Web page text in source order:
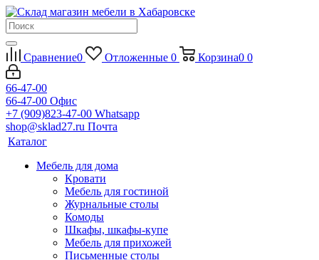
Сравнение0 Отложенные 0 Корзина0 0
66-47-00
66-47-00 Офис
+7 (909)823-47-00 Whatsapp
shop@sklad27.ru Почта
Каталог
Мебель для дома
Кровати
Мебель для гостиной
Журнальные столы
Комоды
Шкафы, шкафы-купе
Мебель для прихожей
Письменные столы